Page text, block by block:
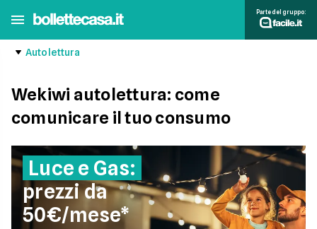
Parte del gruppo:
Autolettura
Wekiwi autolettura: come
comunicare il tuo consumo
Luce e Gas:
prezzi da
50€/mese*